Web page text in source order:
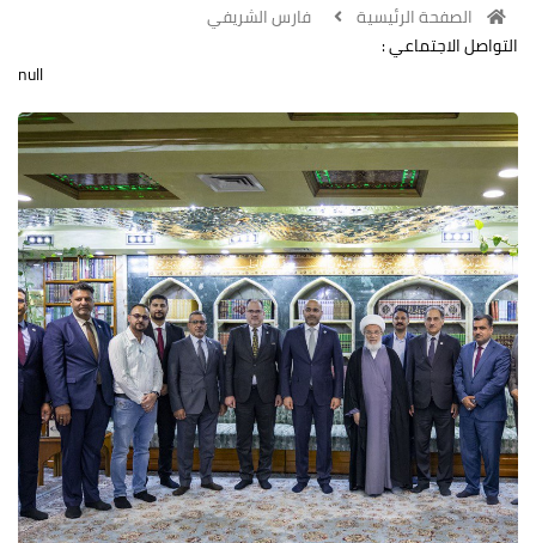
الصفحة الرئيسية
فارس الشريفي
التواصل الاجتماعي :
null